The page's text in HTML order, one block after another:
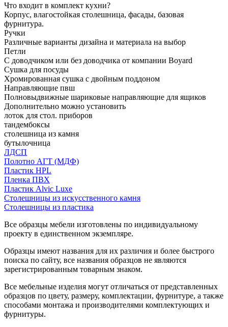
Что входит в комплект кухни?
Корпус, влагостойкая столешница, фасады, базовая
фурнитура.
Ручки
Различные варианты дизайна и материала на выбор
Петли
С доводчиком или без доводчика от компании Boyard
Сушка для посуды
Хромированная сушка с двойным поддоном
Направляющие пвш
Полновыдвижные шариковые направляющие для ящиков
Дополнительно можно установить
лоток для стол. приборов
тандембоксы
столешница из камня
бутылочница
ЛДСП
Полотно АГТ (МДФ)
Пластик HPL
Пленка ПВХ
Пластик Alvic Luxe
Столешницы из искусственного камня
Столешницы из пластика
Все образцы мебели изготовлены по индивидуальному
проекту в единственном экземпляре.
Образцы имеют названия для их различия и более быстрого
поиска по сайту, все названия образцов не являются
зарегистрированным товарным знаком.
Все мебельные изделия могут отличаться от представленных
образцов по цвету, размеру, комплектации, фурнитуре, а также
способами монтажа и производителями комплектующих и
фурнитуры.